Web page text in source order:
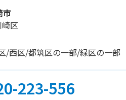
市
区
/西区/都筑区の一部/緑区の一部
223-556